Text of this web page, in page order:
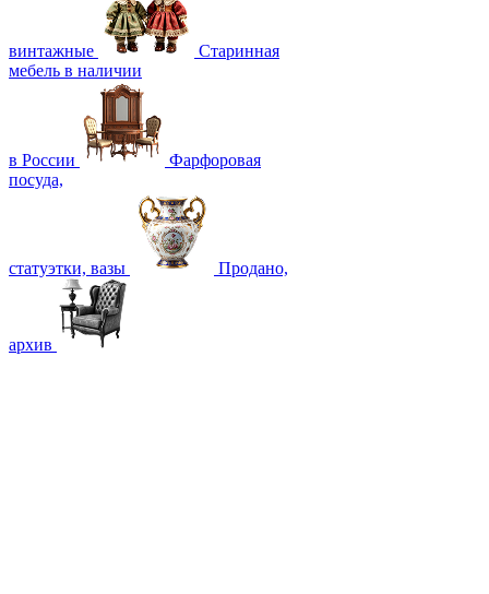
винтажные
Старинная
мебель в наличии
в России
Фарфоровая
посуда,
статуэтки, вазы Продано,
архив